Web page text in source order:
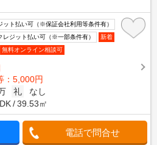
ット払い可（※保証会社利用等条件有）
レジット払い可（※一部条件有）
新着
無料オンライン相談可
：5,000円
礼
なし
39.53㎡
電話で問合せ